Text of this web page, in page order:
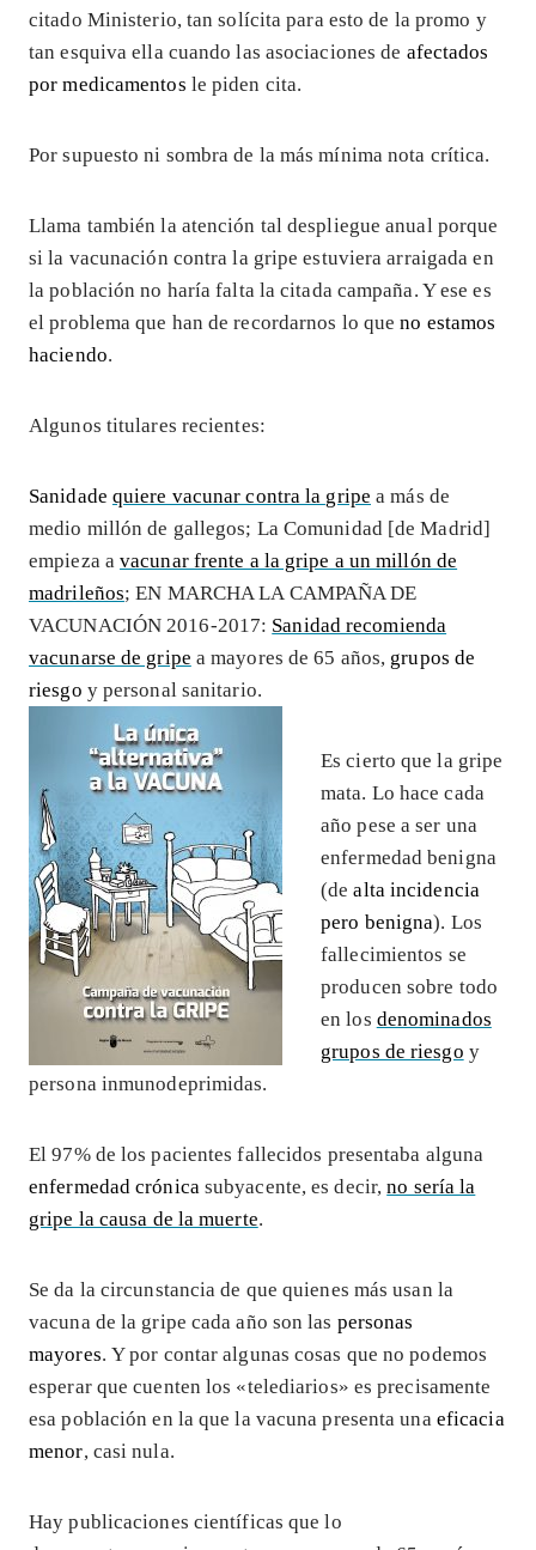
citado Ministerio, tan solícita para esto de la promo y
tan esquiva ella cuando las asociaciones de afectados
por medicamentos le piden cita.
Por supuesto ni sombra de la más mínima nota crítica.
Llama también la atención tal despliegue anual porque
si la vacunación contra la gripe estuviera arraigada en
la población no haría falta la citada campaña. Y ese es
el problema que han de recordarnos lo queno estamos
haciendo.
Algunos titulares recientes:
Sanidade quiere vacunar contra la gripe a más de
medio millón de gallegos; La Comunidad [de Madrid]
empieza avacunar frente a la gripe a un millón de
madrileños; EN MARCHA LA CAMPAÑA DE
VACUNACIÓN 2016-2017: Sanidad recomienda
vacunarse de gripe a mayores de 65 años, grupos de
riesgo y personal sanitario.
Es cierto que la gripe
mata. Lo hace cada
año pese a ser una
enfermedad benigna
(dealta incidencia
pero benigna). Los
fallecimientos se
producen sobre todo
en los denominados
grupos de riesgo y
persona inmunodeprimidas.
El 97% de los pacientes fallecidos presentaba alguna
enfermedad crónica subyacente, es decir,no sería la
gripe la causa de la muerte.
Se da la circunstancia de que quienes más usan la
vacuna de la gripe cada año son las personas
mayores. Y por contar algunas cosas que no podemos
esperar que cuenten los «telediarios» es precisamente
esa población en la que la vacuna presenta una eficacia
menor, casi nula.
Hay publicaciones científicas que lo